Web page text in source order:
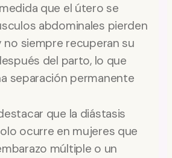
que el útero se
abdominales pierden
no siempre recuperan su
del parto, lo que
separación permanente.
que la diástasis
ocurre en mujeres que
múltiple o un